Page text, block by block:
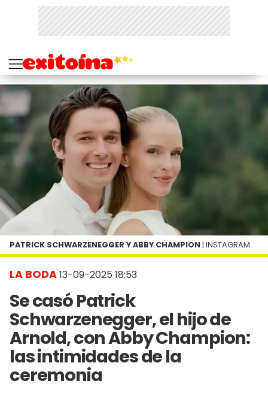
LA BODA13-09-2025 18:53
Se casó Patrick
Schwarzenegger, el hijo de
Arnold, con Abby Champion:
las intimidades de la
ceremonia
PATRICK SCHWARZENEGGER Y ABBY CHAMPION | INSTAGRAM